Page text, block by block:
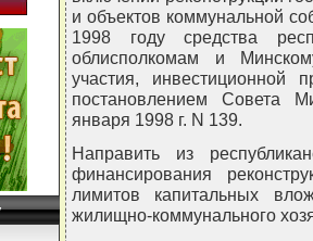
и объектов коммунальной
1998 году средства
облисполкомам и
участия, инвестиционной
постановлением Совета
января 1998 г. N 139.
Направить из
финансирования
лимитов капитальных
жилищно-коммунального